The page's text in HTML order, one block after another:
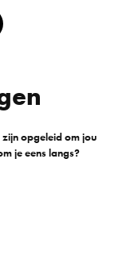
opgeleid om jou
je eens langs?